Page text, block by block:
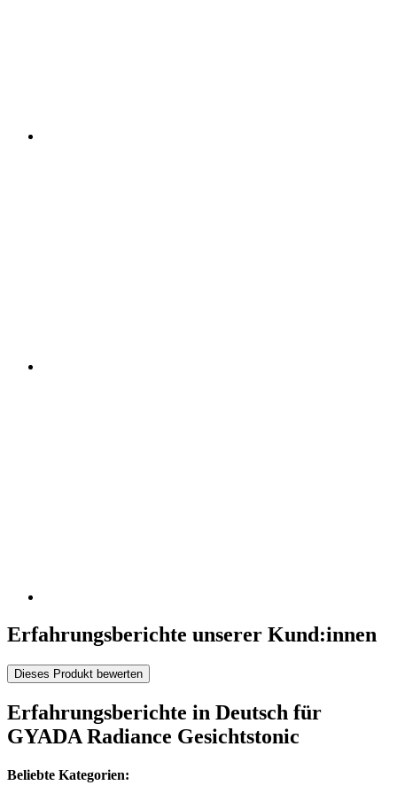
Erfahrungsberichte unserer Kund:innen
Dieses Produkt bewerten
Erfahrungsberichte in Deutsch für
GYADA Radiance Gesichtstonic
Beliebte Kategorien: